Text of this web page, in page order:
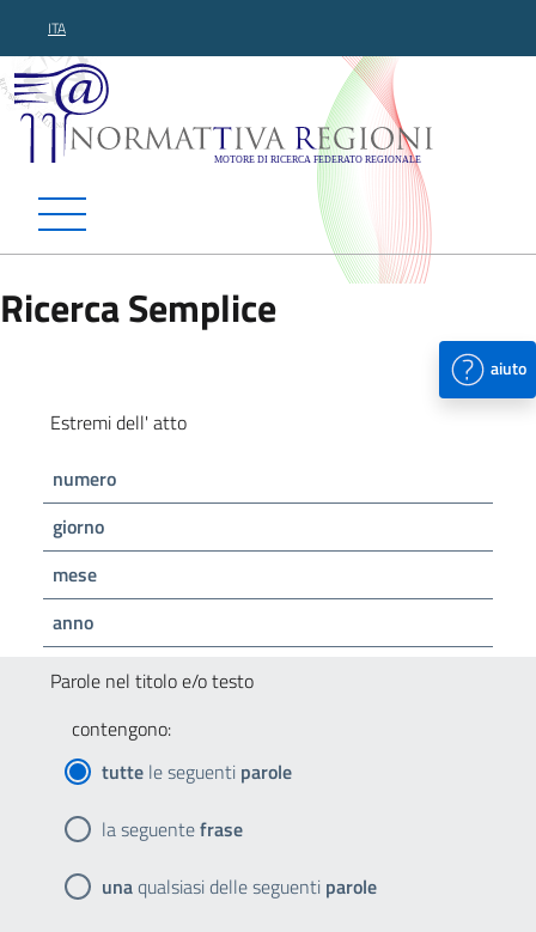
ITA
Normattiva Regioni -
Ricerca Semplice
aiuto
Estremi dell' atto
numero
giorno
mese
anno
Parole nel titolo e/o testo
contengono:
tutte le seguenti parole
la seguentefrase
unaqualsiasi delle seguenti parole